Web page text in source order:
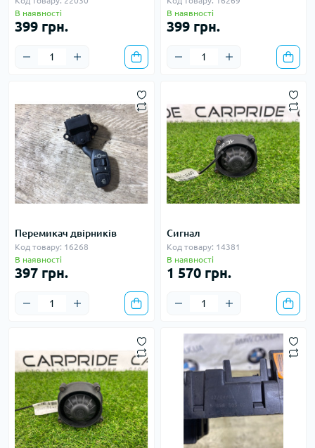
В наявності
399 грн.
В наявності
399 грн.
Перемикач двірників
Код товару: 16268
В наявності
397 грн.
Сигнал
Код товару: 14381
В наявності
1 570 грн.